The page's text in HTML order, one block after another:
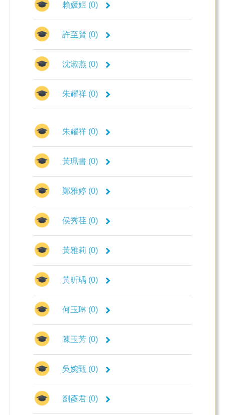
賴媛姬 (0)
許至賢 (0)
沈淑燕 (0)
朱耀祥 (0)
朱耀祥 (0)
黃珮書 (0)
鄭雅婷 (0)
侯秀荏 (0)
黃雅莉 (0)
黃昕瑀 (0)
何玉琳 (0)
陳玉芳 (0)
吳婉甄 (0)
劉彥君 (0)